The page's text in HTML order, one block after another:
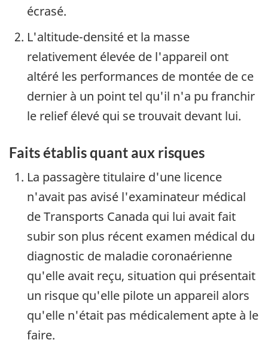
écrasé.
L'altitude-densité et la masse
relativement élevée de l'appareil ont
altéré les performances de montée de ce
dernier à un point tel qu'il n'a pu franchir
le relief élevé qui se trouvait devant lui.
Faits établis quant aux risques
La passagère titulaire d'une licence
n'avait pas avisé l'examinateur médical
de Transports Canada qui lui avait fait
subir son plus récent examen médical du
diagnostic de maladie coronaérienne
qu'elle avait reçu, situation qui présentait
un risque qu'elle pilote un appareil alors
qu'elle n'était pas médicalement apte à le
faire.